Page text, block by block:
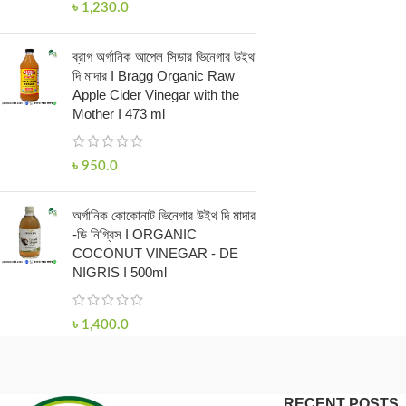
৳ 1,230.0
ব্রাগ অর্গানিক আপেল সিডার ভিনেগার উইথ
দি মাদার I Bragg Organic Raw
Apple Cider Vinegar with the
Mother I 473 ml
৳ 950.0
অর্গানিক কোকোনাট ভিনেগার উইথ দি মাদার
-ডি নিগ্রিস I ORGANIC
COCONUT VINEGAR - DE
NIGRIS I 500ml
৳ 1,400.0